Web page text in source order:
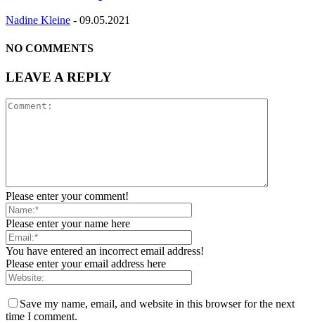
Nadine Kleine - 09.05.2021
NO COMMENTS
LEAVE A REPLY
Please enter your comment!
Please enter your name here
You have entered an incorrect email address!
Please enter your email address here
Save my name, email, and website in this browser for the next
time I comment.